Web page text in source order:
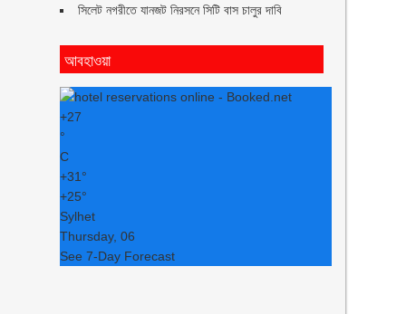
সিলেট নগরীতে যানজট নিরসনে সিটি বাস চালুর দাবি
আবহাওয়া
+27
°
C
+31°
+25°
Sylhet
Thursday, 06
See 7-Day Forecast